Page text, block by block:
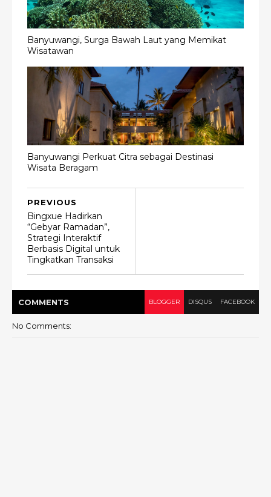
Banyuwangi, Surga Bawah Laut yang Memikat
Wisatawan
Banyuwangi Perkuat Citra sebagai Destinasi
Wisata Beragam
PREVIOUS
Bingxue Hadirkan
“Gebyar Ramadan”,
Strategi Interaktif
Berbasis Digital untuk
Tingkatkan Transaksi
COMMENTS BLOGGER DISQUS FACEBOOK
No Comments: